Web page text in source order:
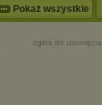
Pokaż wszystkie
zgłoś do usunięcia